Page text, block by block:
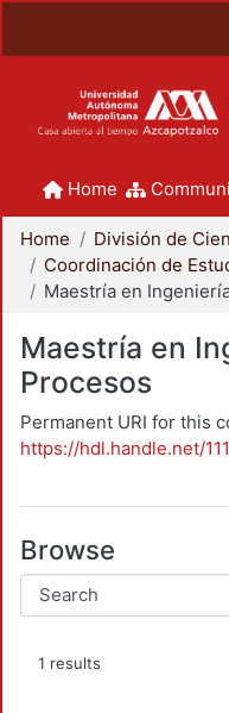
Home
Home
Maestría en
Procesos
Permanent URI for this
https://hdl.handle.net/
Browse
1 results